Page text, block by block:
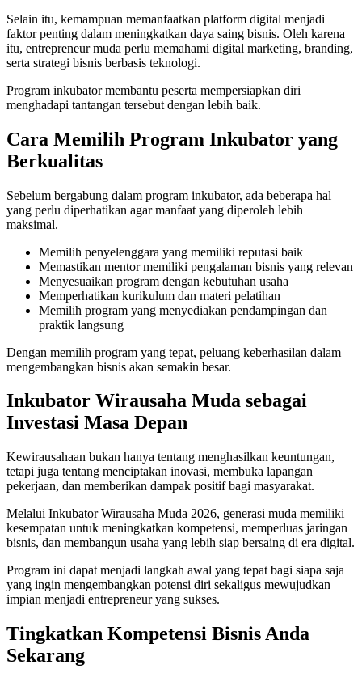
Selain itu, kemampuan memanfaatkan platform digital menjadi
faktor penting dalam meningkatkan daya saing bisnis. Oleh karena
itu, entrepreneur muda perlu memahami digital marketing, branding,
serta strategi bisnis berbasis teknologi.
Program inkubator membantu peserta mempersiapkan diri
menghadapi tantangan tersebut dengan lebih baik.
Cara Memilih Program Inkubator yang
Berkualitas
Sebelum bergabung dalam program inkubator, ada beberapa hal
yang perlu diperhatikan agar manfaat yang diperoleh lebih
maksimal.
Memilih penyelenggara yang memiliki reputasi baik
Memastikan mentor memiliki pengalaman bisnis yang relevan
Menyesuaikan program dengan kebutuhan usaha
Memperhatikan kurikulum dan materi pelatihan
Memilih program yang menyediakan pendampingan dan
praktik langsung
Dengan memilih program yang tepat, peluang keberhasilan dalam
mengembangkan bisnis akan semakin besar.
Inkubator Wirausaha Muda sebagai
Investasi Masa Depan
Kewirausahaan bukan hanya tentang menghasilkan keuntungan,
tetapi juga tentang menciptakan inovasi, membuka lapangan
pekerjaan, dan memberikan dampak positif bagi masyarakat.
Melalui Inkubator Wirausaha Muda 2026, generasi muda memiliki
kesempatan untuk meningkatkan kompetensi, memperluas jaringan
bisnis, dan membangun usaha yang lebih siap bersaing di era digital.
Program ini dapat menjadi langkah awal yang tepat bagi siapa saja
yang ingin mengembangkan potensi diri sekaligus mewujudkan
impian menjadi entrepreneur yang sukses.
Tingkatkan Kompetensi Bisnis Anda
Sekarang